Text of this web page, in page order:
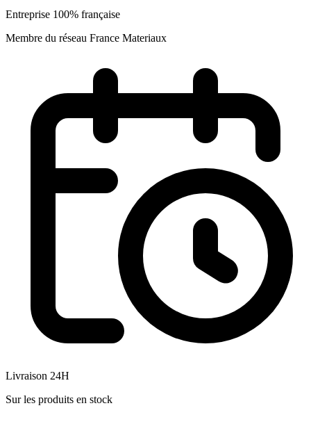
Entreprise 100% française
Membre du réseau France Materiaux
Livraison 24H
Sur les produits en stock